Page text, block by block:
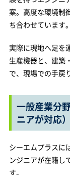
案。高度な環境制
ち合わせています。
実際に現地へ足を
生産機器と、建築
で、現場での手戻
一般産業分
ニアが対応）
シーエムプラスに
ンジニアが在籍し
す。